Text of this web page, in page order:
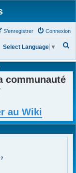
Connexion
S’enregistrer
h
Select Language ▼
communauté
au Wiki